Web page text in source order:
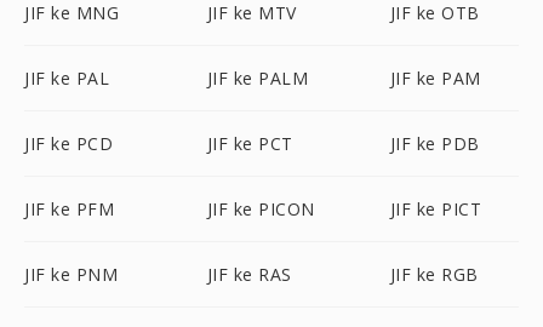
JIF ke MNG JIF ke MTV JIF ke OTB
JIF ke PAL JIF ke PALM JIF ke PAM
JIF ke PCD JIF ke PCT JIF ke PDB
JIF ke PFM JIF ke PICON JIF ke PICT
JIF ke PNM JIF ke RAS JIF ke RGB